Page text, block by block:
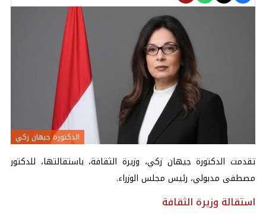
الدكتورة جيهان زكي
تقدمت الدكتورة جيهان زكي، وزيرة الثقافة، باستقالتها، للدكتور
مصطفى مدبولي، رئيس مجلس الوزراء.
استقالة وزيرة الثقافة